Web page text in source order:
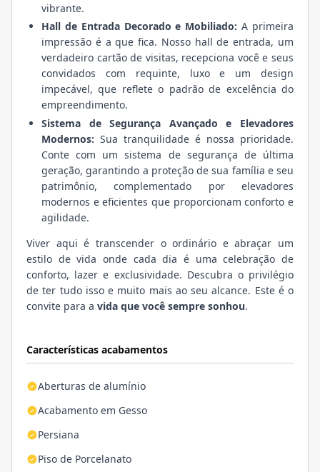
Características acabamentos
Aberturas de alumínio
Acabamento em Gesso
Persiana
Piso de Porcelanato
vibrante.
Hall de Entrada Decorado e Mobiliado: A primeira
impressão é a que fica. Nosso hall de entrada, um
verdadeiro cartão de visitas, recepciona você e seus
convidados com requinte, luxo e um design
impecável, que reflete o padrão de excelência do
empreendimento.
Sistema de Segurança Avançado e Elevadores
Modernos: Sua tranquilidade é nossa prioridade.
Conte com um sistema de segurança de última
geração, garantindo a proteção de sua família e seu
patrimônio, complementado por elevadores
modernos e eficientes que proporcionam conforto e
agilidade.
Viver aqui é transcender o ordinário e abraçar um
estilo de vida onde cada dia é uma celebração de
conforto, lazer e exclusividade. Descubra o privilégio
de ter tudo isso e muito mais ao seu alcance. Este é o
convite para a vida que você sempre sonhou.